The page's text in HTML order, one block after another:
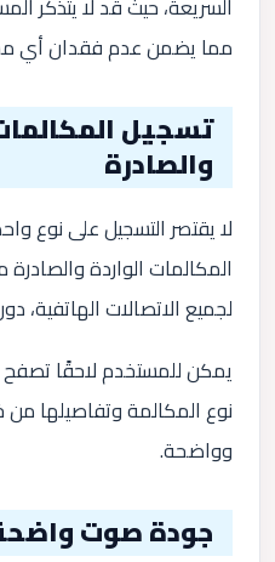
السريعة، حيث قد لا يتذكر
مما يضمن عدم فقدان أي
تسجيل
والصادرة
لا يقتصر التسجيل على نوع
المكالمات الواردة
لجميع الاتصالات الهاتفية،
يمكن للمستخدم لاحقًا
نوع المكالمة وتفاصيلها
وواضحة.
جودة صوت